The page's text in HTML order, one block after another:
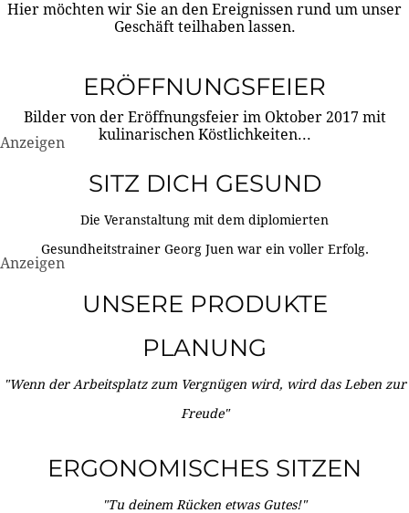
Hier möchten wir Sie an den Ereignissen rund um unser
Geschäft teilhaben lassen.
ERÖFFNUNGSFEIER
Bilder von der Eröffnungsfeier im Oktober 2017 mit
kulinarischen Köstlichkeiten...
Anzeigen
SITZ DICH GESUND
Die Veranstaltung mit dem diplomierten
Gesundheitstrainer Georg Juen war ein voller Erfolg.
Anzeigen
UNSERE PRODUKTE
PLANUNG
"Wenn der Arbeitsplatz zum Vergnügen wird, wird das Leben zur
Freude"
ERGONOMISCHES SITZEN
"Tu deinem Rücken etwas Gutes!"